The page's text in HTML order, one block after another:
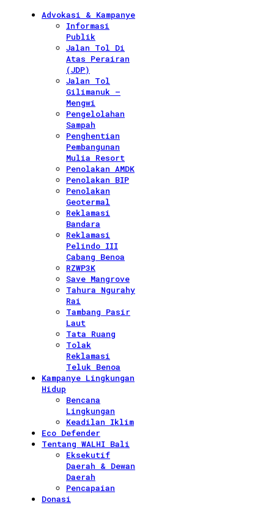
Advokasi & Kampanye
Informasi
Publik
Jalan Tol Di
Atas Perairan
(JDP)
Jalan Tol
Gilimanuk –
Mengwi
Pengelolahan
Sampah
Penghentian
Pembangunan
Mulia Resort
Penolakan AMDK
Penolakan BIP
Penolakan
Geotermal
Reklamasi
Bandara
Reklamasi
Pelindo III
Cabang Benoa
RZWP3K
Save Mangrove
Tahura Ngurahy
Rai
Tambang Pasir
Laut
Tata Ruang
Tolak
Reklamasi
Teluk Benoa
Kampanye Lingkungan
Hidup
Bencana
Lingkungan
Keadilan Iklim
Eco Defender
Tentang WALHI Bali
Eksekutif
Daerah & Dewan
Daerah
Pencapaian
Donasi